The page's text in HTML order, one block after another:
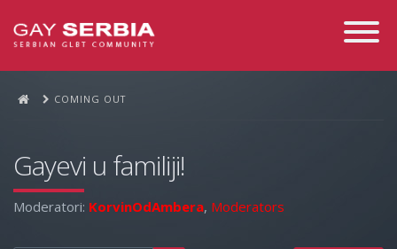
Toggle
COMING OUT
Gayevi u familiji!
Moderatori: KorvinOdAmbera, Moderators